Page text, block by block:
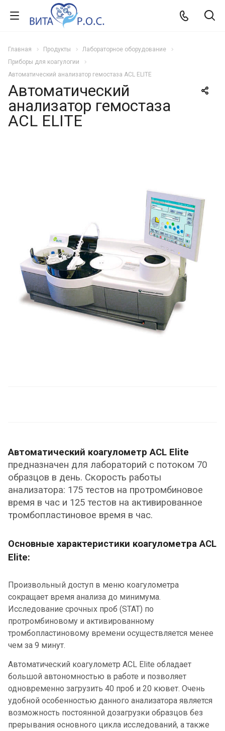
Главная Продукты
Лабораторное оборудование
Приборы для коагулогии
Автоматический анализатор гемостаза ACL ELITE
Автоматический
анализатор гемостаза
ACL ELITE
Автоматический коагулометрACL Elite
предназначен для лабораторий с потоком 70
образцов в день. Скорость работы
анализатора: 175 тестов на протромбиновое
время в час и 125 тестов на активированное
тромбопластиновое время в час.
Основные характеристики коагулометра ACL
Elite:
Произвольный доступ в меню коагулометра
сокращает время анализа до минимума.
Исследование срочных проб (STAT) по
протромбиновому и активированному
тромбопластиновому времени осуществляется менее
чем за 9 минут.
Автоматический коагулометр ACL Elite обладает
большой автономностью в работе и позволяет
одновременно загрузить 40 проб и 20 кювет. Очень
удобной особенностью данного анализатора является
возможность постоянной дозагрузки образцов без
прерывания основного цикла исследований, а также